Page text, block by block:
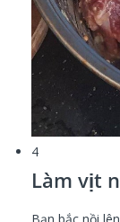
4
Làm vịt